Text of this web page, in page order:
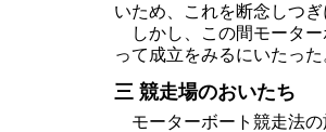
いため、これを断念しつ
しかし、この間モーター
って成立をみるにいたっ
三 競走場のおいたち
モーターボート競走法の